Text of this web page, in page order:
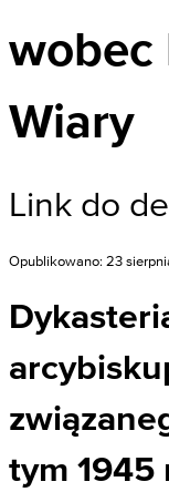
wobec
Wiary
Link do
Opublikowano: 23
tym 1945